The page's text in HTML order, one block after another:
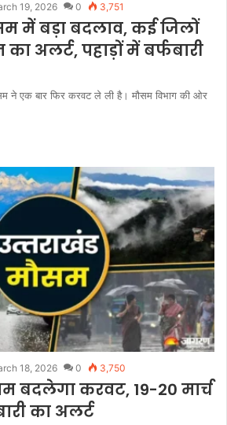
19, 2026 0 3,751
में बड़ा बदलाव, कई जिलों
अलर्ट, पहाड़ों में बर्फबारी
ने एक बार फिर करवट ले ली है। मौसम विभाग की ओर
18, 2026 0 3,750
बदलेगा करवट, 19-20 मार्च
का अलर्ट